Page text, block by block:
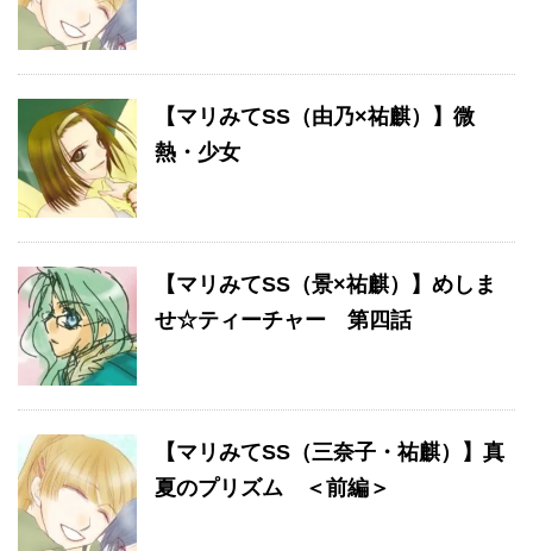
【マリみてSS（由乃×祐麒）】微
熱・少女
【マリみてSS（景×祐麒）】めしま
せ☆ティーチャー 第四話
【マリみてSS（三奈子・祐麒）】真
夏のプリズム ＜前編＞